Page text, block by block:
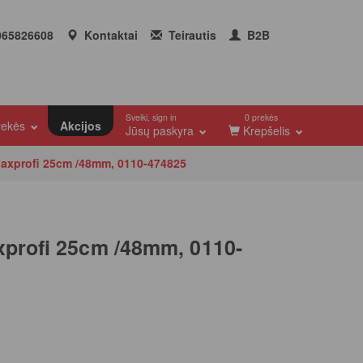
Kontaktai Teirautis B2B
Akcijos
Sveiki, sign in
Jūsų paskyra
0 prekės
Krepšelis
25cm /48mm, 0110-474825
25cm /48mm, 0110-